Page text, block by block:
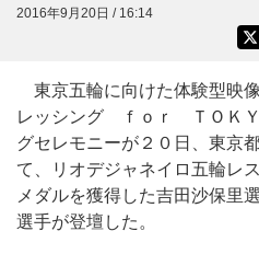
2016年9月20日 / 16:14
東京五輪に向けた体験型映
レッシング ｆｏｒ ＴＯＫ
グセレモニーが２０日、東京
て、リオデジャネイロ五輪レ
メダルを獲得した吉田沙保里
選手が登壇した。